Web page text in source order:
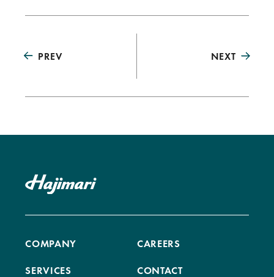
PREV NEXT
COMPANY
SERVICES
CAREERS
CONTACT